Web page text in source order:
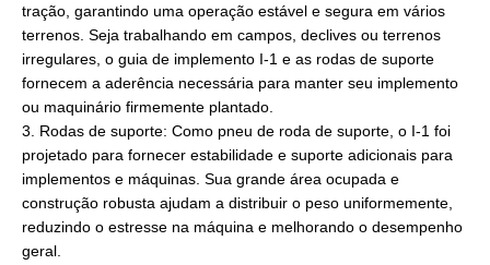
tração, garantindo uma operação estável e segura em vários
terrenos. Seja trabalhando em campos, declives ou terrenos
irregulares, o guia de implemento I-1 e as rodas de suporte
fornecem a aderência necessária para manter seu implemento
ou maquinário firmemente plantado.
3. Rodas de suporte: Como pneu de roda de suporte, o I-1 foi
projetado para fornecer estabilidade e suporte adicionais para
implementos e máquinas. Sua grande área ocupada e
construção robusta ajudam a distribuir o peso uniformemente,
reduzindo o estresse na máquina e melhorando o desempenho
geral.